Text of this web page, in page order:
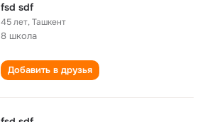
fsd sdf
45 лет,Ташкент
8 школа
Добавить в друзья